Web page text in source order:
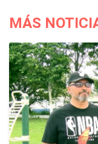
MÁS